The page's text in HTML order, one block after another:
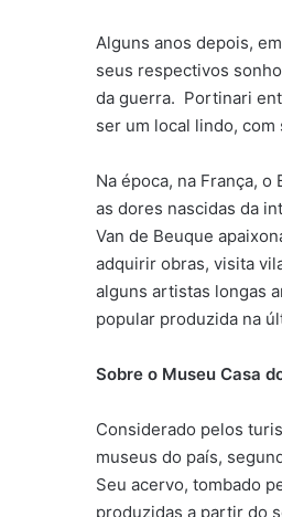
Alguns anos depois,
seus respectivos
da guerra. Portinari
ser um local lindo,
Na época, na França,
as dores nascidas da
Van de Beuque
adquirir obras, visita
alguns artistas longas
popular produzida na
Sobre o Museu Casa
Considerado pelos
museus do país,
Seu acervo, tombado
produzidas a partir do